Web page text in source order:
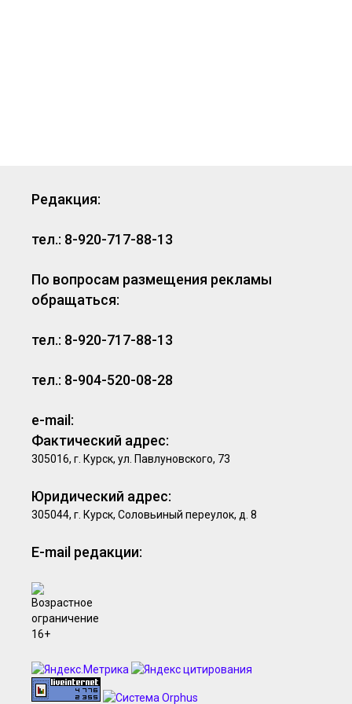
Редакция:
тел.: 8-920-717-88-13
По вопросам размещения рекламы
обращаться:
тел.: 8-920-717-88-13
тел.: 8-904-520-08-28
e-mail:
Фактический адрес:
305016, г. Курск, ул. Павлуновского, 73
Юридический адрес:
305044, г. Курск, Соловьиный переулок, д. 8
E-mail редакции: